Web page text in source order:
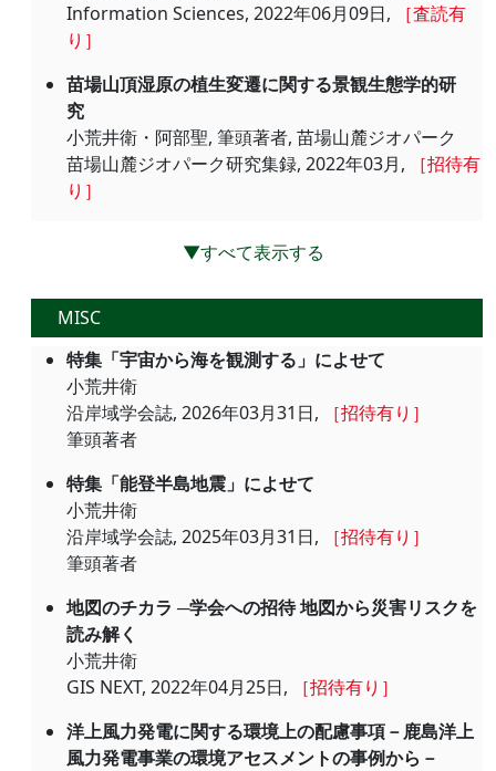
Information Sciences, 2022年06月09日,
［査読有
り］
苗場山頂湿原の植生変遷に関する景観生態学的研
究
小荒井衛・阿部聖, 筆頭著者, 苗場山麓ジオパーク
苗場山麓ジオパーク研究集録, 2022年03月,
［招待有
り］
▼すべて表示する
MISC
特集「宇宙から海を観測する」によせて
小荒井衛
沿岸域学会誌, 2026年03月31日,
［招待有り］
筆頭著者
特集「能登半島地震」によせて
小荒井衛
沿岸域学会誌, 2025年03月31日,
［招待有り］
筆頭著者
地図のチカラ ─学会への招待 地図から災害リスクを
読み解く
小荒井衛
GIS NEXT, 2022年04月25日,
［招待有り］
洋上風力発電に関する環境上の配慮事項－鹿島洋上
風力発電事業の環境アセスメントの事例から－